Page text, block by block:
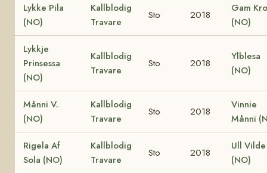
Lykke Pila
(NO)
Kallblodig
Travare
Sto 2018
Gam
(NO)
Lykkje
Prinsessa
(NO)
Kallblodig
Travare
Sto 2018
Ylblesa
(NO)
Månni V.
(NO)
Kallblodig
Travare
Sto 2018
Vinnie
Månni
Rigela Af
Sola (NO)
Kallblodig
Travare
Sto 2018
Ull Vilde
(NO)